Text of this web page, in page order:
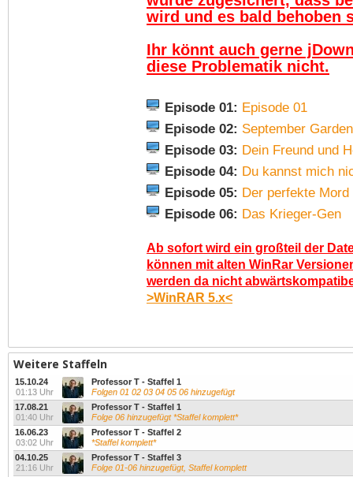
wird und es bald behoben
Ihr könnt auch gerne
diese Problematik nicht.
Episode 01: Episode 01
Episode 02: September
Episode 03: Dein Freund und
Episode 04: Du kannst mich
Episode 05: Der perfekte Mord
Episode 06: Das Krieger-Gen
Ab sofort wird ein großteil der
können mit alten WinRar
werden da nicht
>WinRAR 5.x<
Weitere Staffeln
15.10.24
01:13 Uhr
Professor T - Staffel 1
Folgen 01 02 03 04 05 06 hinzugefügt
17.08.21
01:40 Uhr
Professor T - Staffel 1
Folge 06 hinzugefügt *Staffel komplett*
16.06.23
03:02 Uhr
Professor T - Staffel 2
*Staffel komplett*
04.10.25
21:16 Uhr
Professor T - Staffel 3
Folge 01-06 hinzugefügt, Staffel komplett